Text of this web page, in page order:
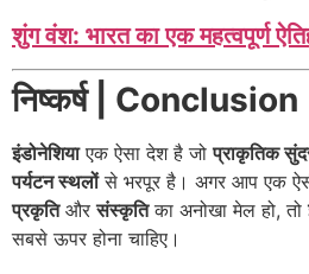
शुंग वंश: भारत का एक महत्वपूर्ण
निष्कर्ष | Conclusion
इंडोनेशियाएक ऐसा देश है जोप्राकृतिक
पर्यटन स्थलोंसे भरपूर है। अगर आप एक
प्रकृतिऔरसंस्कृतिका अनोखा मेल हो, तो
सबसे ऊपर होना चाहिए।